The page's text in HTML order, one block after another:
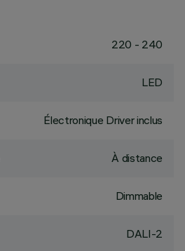
220 - 240
LED
Électronique Driver inclus
À distance
Dimmable
DALI-2